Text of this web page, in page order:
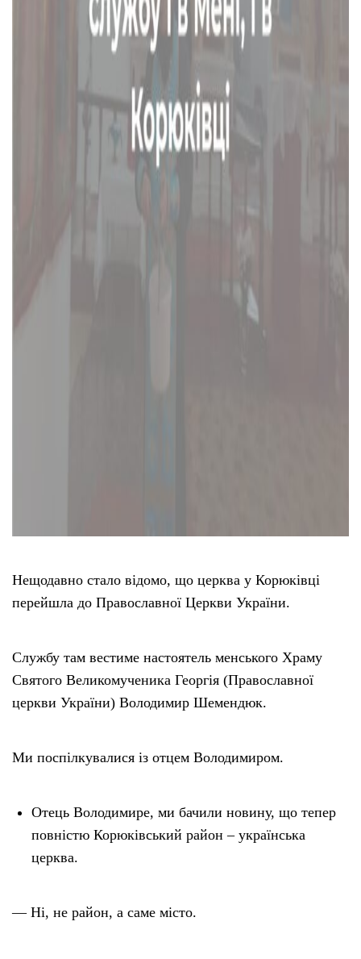
Нещодавно стало відомо, що церква у Корюківці
перейшла до Православної Церкви України.
Службу там вестиме настоятель менського Храму
Святого Великомученика Георгія (Православної
церкви України) Володимир Шемендюк.
Ми поспілкувалися із отцем Володимиром.
Отець Володимире, ми бачили новину, що тепер
повністю Корюківський район – українська
церква.
— Ні, не район, а саме місто.